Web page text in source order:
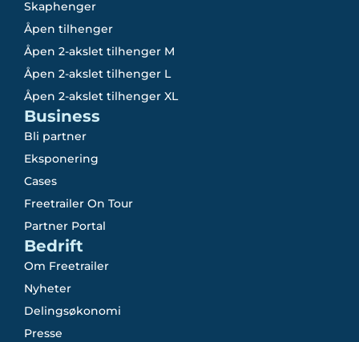
Skaphenger
Åpen tilhenger
Åpen 2-akslet tilhenger M
Åpen 2-akslet tilhenger L
Åpen 2-akslet tilhenger XL
Business
Bli partner
Eksponering
Cases
Freetrailer On Tour
Partner Portal
Bedrift
Om Freetrailer
Nyheter
Delingsøkonomi
Presse